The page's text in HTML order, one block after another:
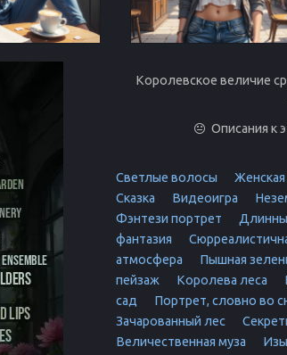
Королевское величие
Описания к
Светлые волосы Женская
Сказка
Видеоигра
Фэнтези портрет
фантазия
атмосфера
Пышная
пейзаж
Королева леса
сад
Портрет, словно во
Зачарованный лес
Величественная муза